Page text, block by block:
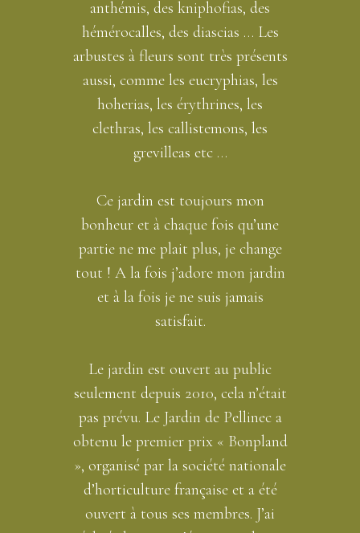
anthémis, des kniphofias, des
hémérocalles, des diascias … Les
arbustes à fleurs sont très présents
aussi, comme les eucryphias, les
hoherias, les érythrines, les
clethras, les callistemons, les
grevilleas etc …
Ce jardin est toujours mon
bonheur et à chaque fois qu’une
partie ne me plait plus, je change
tout ! A la fois j’adore mon jardin
et à la fois je ne suis jamais
satisfait.
Le jardin est ouvert au public
seulement depuis 2010, cela n’était
pas prévu. Le Jardin de Pellinec a
obtenu le premier prix « Bonpland
», organisé par la société nationale
d’horticulture française et a été
ouvert à tous ses membres. J’ai